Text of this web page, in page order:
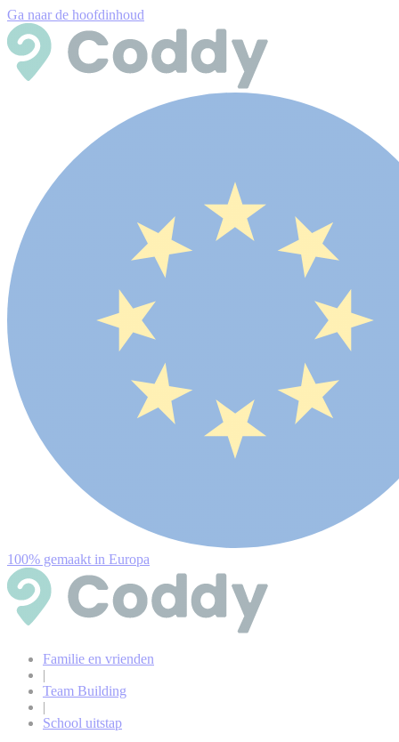
Ga naar de hoofdinhoud
100% gemaakt in Europa
Familie en vrienden
|
Team Building
|
School uitstap